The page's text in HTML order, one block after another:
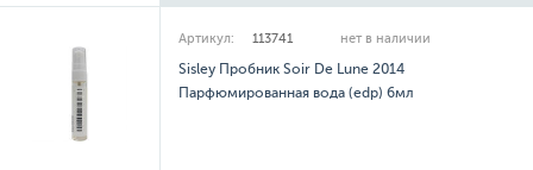
Артикул: 113741 нет в наличии
Sisley Пробник Soir De Lune 2014
Парфюмированная вода (edp) 6мл